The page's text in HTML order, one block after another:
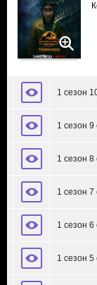
1 сезон
1 сезон 9
1 сезон 8
1 сезон 7
1 сезон 6
1 сезон 5